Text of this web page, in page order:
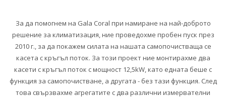
За да помогнем на Gala Coral при намиране на най-доброто
решение за климатизация, ние проведохме пробен пуск през
2010 г., за да покажем силата на нашата самопочистваща се
касета с кръгъл поток. За този проект ние монтирахме два
касети с кръгъл поток с мощност 12,5kW, като едната беше с
функция за самопочистване, а другата - без тази функция. След
това свързвахме агрегатите с два различни измервателни